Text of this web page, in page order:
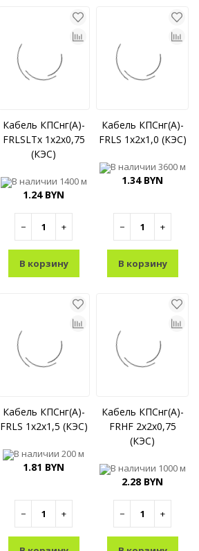
Кабель КПСнг(A)-
FRLSLTx 1x2x0,75
(КЭС)
В наличии 1400 м
1.24 BYN
− +
В корзину
Кабель КПСнг(A)-
FRLS 1x2x1,0 (КЭС)
В наличии 3600 м
1.34 BYN
− +
В корзину
Кабель КПСнг(A)-
FRLS 1x2x1,5 (КЭС)
В наличии200 м
1.81 BYN
− +
Кабель КПСнг(A)-
FRHF 2x2x0,75
(КЭС)
В наличии 1000 м
2.28 BYN
− +